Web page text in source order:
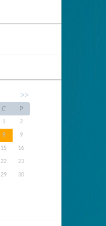
>>
C P
1
2
8
9
15
16
22
23
29
30